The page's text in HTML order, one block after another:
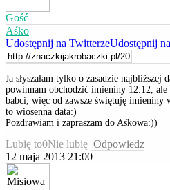
Gość
Aśko
Udostępnij na TwitterzeUdostępnij
Ja słyszałam tylko o zasadzie
powinnam obchodzić imieniny 12.12,
babci, więc od zawsze świętuję imieniny
to wiosenna data:)
Pozdrawiam i zapraszam do Aśkowa:))
Lubię to0Nie lubię Odpowiedz
12 maja 2013 21:00